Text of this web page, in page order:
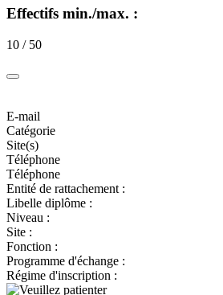
Effectifs min./max. :
10 / 50
E-mail
Catégorie
Site(s)
Téléphone
Téléphone
Entité de rattachement :
Libelle diplôme :
Niveau :
Site :
Fonction :
Programme d'échange :
Régime d'inscription :